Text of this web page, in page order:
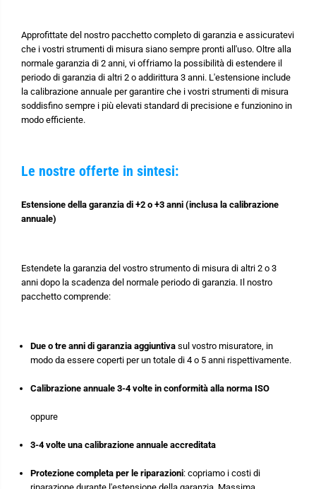
Approfittate del nostro pacchetto completo di garanzia e assicuratevi
che i vostri strumenti di misura siano sempre pronti all'uso. Oltre alla
normale garanzia di 2 anni, vi offriamo la possibilità di estendere il
periodo di garanzia di altri 2 o addirittura 3 anni. L'estensione include
la calibrazione annuale per garantire che i vostri strumenti di misura
soddisfino sempre i più elevati standard di precisione e funzionino in
modo efficiente.
Le nostre offerte in sintesi:
Estensione della garanzia di +2 o +3 anni (inclusa la calibrazione
annuale)
Estendete la garanzia del vostro strumento di misura di altri 2 o 3
anni dopo la scadenza del normale periodo di garanzia. Il nostro
pacchetto comprende:
Due o tre anni di garanzia aggiuntivasul vostro misuratore, in
modo da essere coperti per un totale di 4 o 5 anni rispettivamente.
Calibrazione annuale 3-4 volte in conformità alla norma ISO
oppure
3-4 volte una calibrazione annuale accreditata
Protezione completa per le riparazioni: copriamo i costi di